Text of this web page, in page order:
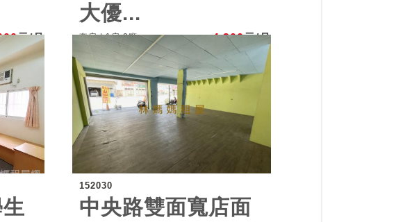
元/月
大優...
套房 | 1房 0廳 4,300元/月
152030
中央路雙面寬店面